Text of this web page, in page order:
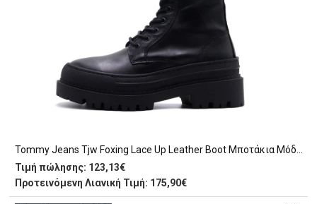
Τιμή πώλησης: 123,13€
Προτεινόμενη Λιανική Τιμή: 175,90€